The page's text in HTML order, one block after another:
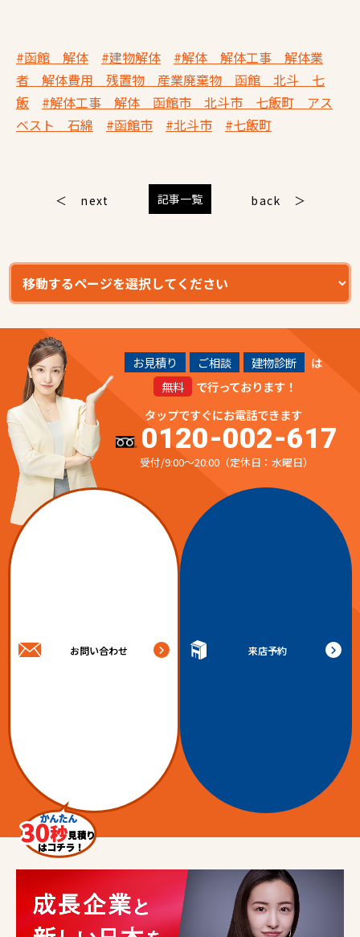
#函館 解体 #建物解体
#解体 解体工事 解体業
者 解体費用 残置物 産業廃棄物 函館 北斗 七
飯
#解体工事 解体 函館市 北斗市 七飯町 アス
ベスト 石綿
#函館市 #北斗市 #七飯町
next 記事一覧 back
お見積り ご相談 建物診断
は
無料
で行っております！
タップですぐにお電話できます
0120-002-617
受付/9:00～20:00（定休日：水曜日）
お問い合わせ 来店予約